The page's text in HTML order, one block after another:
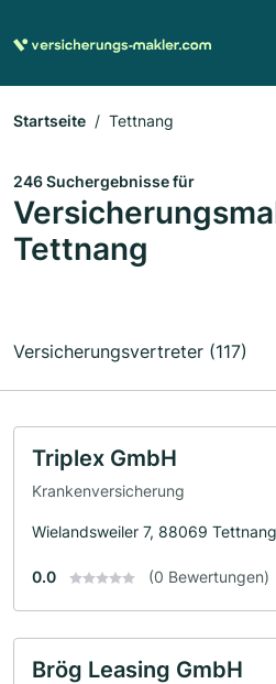
Startseite Tettnang
246 Suchergebnisse für
Tettnang
Versicherungsvertreter (117)
Triplex GmbH
Krankenversicherung
Wielandsweiler 7, 88069 Tettnang
0.0 (0 Bewertungen)
Brög Leasing GmbH